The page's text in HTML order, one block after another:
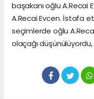
başakanı oğlu A.Recai
A.Recai Evcen. İstafa
seçimlerde oğlu
olaçağı